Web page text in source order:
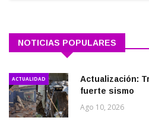
NOTICIAS POPULARES
ACTUALIDAD
Actualización:
fuerte sismo
Ago 10, 2026